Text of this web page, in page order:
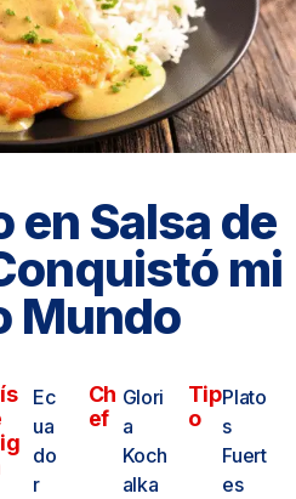
en Salsa de
mi
Mundo
Ec
ua
do
r
Ch
ef
Glori
a
Koch
alka
Tip
o
Plato
s
Fuert
es